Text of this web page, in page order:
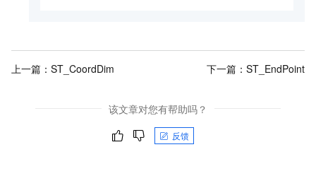
上一篇： ST_CoordDim 下一篇： ST_EndPoint
该文章对您有帮助吗？
反馈